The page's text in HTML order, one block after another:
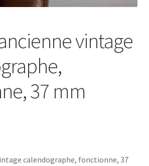
vintage
37 mm
calendographe, fonctionne, 37